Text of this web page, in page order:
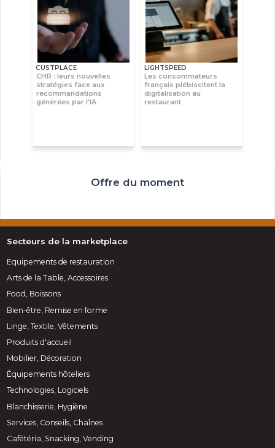
CUSTPLACE
CHR : leurs nouvelles
stratégies face aux
recommandations
générées par l’IA
LIGHTSPEED
Les consommateurs
français plébiscitent la
digitalisation au
restaurant
Offre du moment
Secteurs de la marketplace
Equipements de restauration
Arts de la Table, Accessoires
Food, Boissons
Bien-être, Remise en forme
Linge, Textile, Vêtements
Produits d'accueil
Mobilier, Décoration
Équipements hôteliers
Technologies, Logiciels
Blanchisserie, Hygiène
Services, Conseils, Chaînes
Cafétéria, Snacking, Vending